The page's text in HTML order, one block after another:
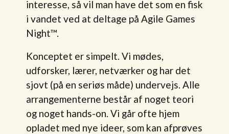
interesse, så vil man have det som en fisk
i vandet ved at deltage på Agile Games
Night™.
Konceptet er simpelt. Vi mødes,
udforsker, lærer, netværker og har det
sjovt (på en seriøs måde) undervejs. Alle
arrangementerne består af noget teori
og noget hands-on. Vi går ofte hjem
opladet med nye ideer, som kan afprøves